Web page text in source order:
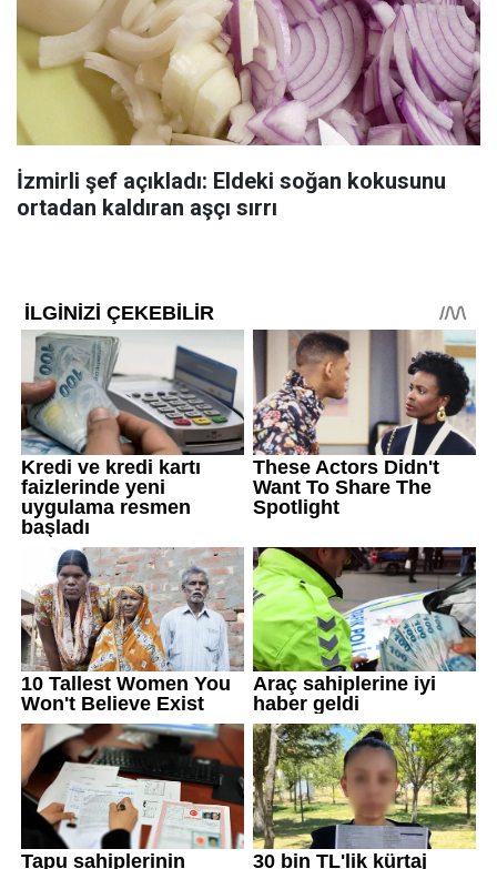
İzmirli şef açıkladı: Eldeki soğan kokusunu
ortadan kaldıran aşçı sırrı